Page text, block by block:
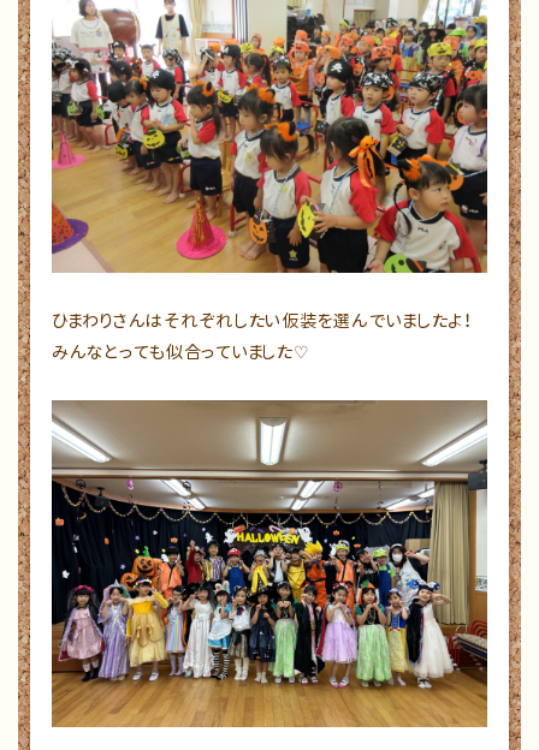
ひまわりさんはそれぞれしたい仮装を選んでいましたよ！
みんなとっても似合っていました♡